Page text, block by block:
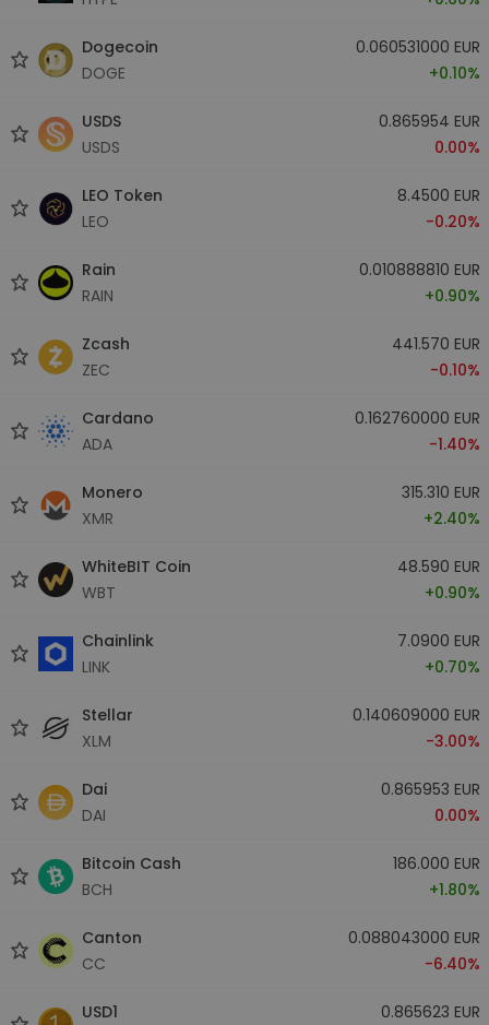
Dogecoin
DOGE
0.060531000 EUR
+0.10%
USDS
USDS
0.865954 EUR
0.00%
LEO Token
LEO
8.4500 EUR
-0.20%
Rain
RAIN
0.010888810 EUR
+0.90%
Zcash
ZEC
441.570 EUR
-0.10%
Cardano
ADA
0.162760000 EUR
-1.40%
Monero
XMR
315.310 EUR
+2.40%
WhiteBIT Coin
WBT
48.590 EUR
+0.90%
Chainlink
LINK
7.0900 EUR
+0.70%
Stellar
XLM
0.140609000 EUR
-3.00%
Dai
DAI
0.865953 EUR
0.00%
Bitcoin Cash
BCH
186.000 EUR
+1.80%
Canton
CC
0.088043000 EUR
-6.40%
USD1
0.865623 EUR